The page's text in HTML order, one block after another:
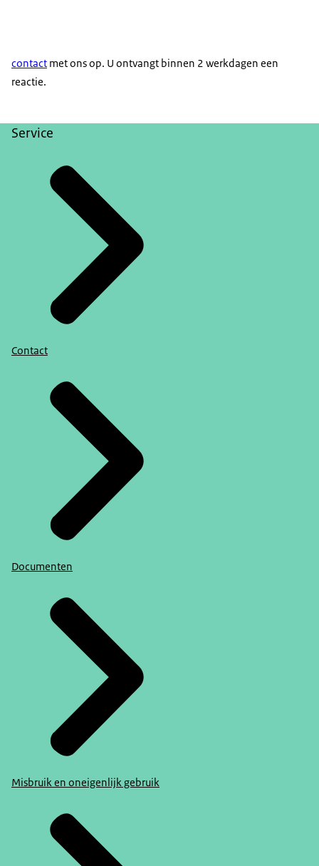
contact met ons op. U ontvangt binnen 2 werkdagen een
reactie.
Service
Contact
Documenten
Misbruik en oneigenlijk gebruik